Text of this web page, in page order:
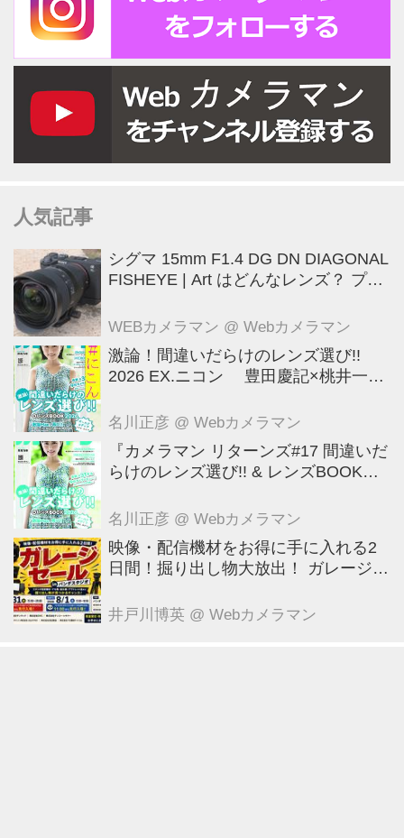
人気記事
シグマ 15mm F1.4 DG DN DIAGONAL
FISHEYE | Art はどんなレンズ？ プロ
WEBカメラマン @ Webカメラマン
激論！間違いだらけのレンズ選び!!
2026 EX.ニコン 豊田慶記×桃井一至
名川正彦 @ Webカメラマン
『カメラマン リターンズ#17 間違いだ
らけのレンズ選び!! & レンズBOOK
名川正彦 @ Webカメラマン
映像・配信機材をお得に手に入れる2
日間！掘り出し物大放出！ ガレージセ
区） 7月31日～8月1日
井戸川博英 @ Webカメラマン